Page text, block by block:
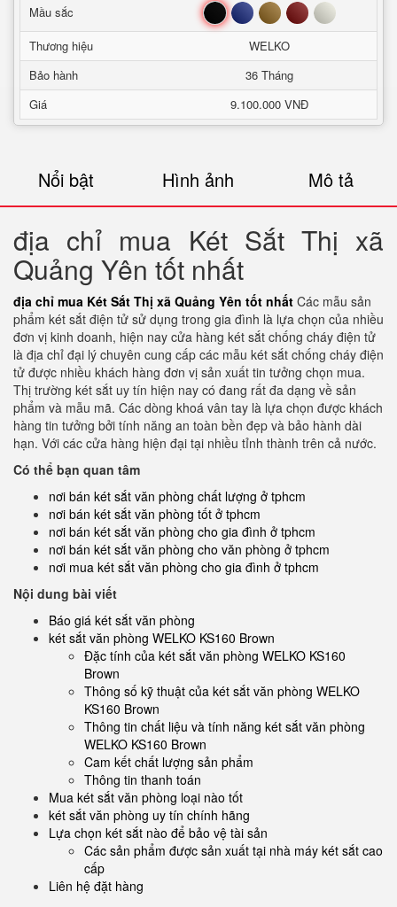
Mầu sắc Đen Xanh Nâu Đỏ Trắng
Thương hiệu
WELKO
Bảo hành
36 Tháng
Giá
9.100.000 VNĐ
Nổi bật Hình ảnh Mô tả
địa chỉ mua Két Sắt Thị xã
Quảng Yên tốt nhất
địa chỉ mua Két Sắt Thị xã Quảng Yên tốt nhất Các mẫu sản
phẩm két sắt điện tử sử dụng trong gia đình là lựa chọn của nhiều
đơn vị kinh doanh, hiện nay cửa hàng két sắt chống cháy điện tử
là địa chỉ đại lý chuyên cung cấp các mẫu két sắt chống cháy điện
tử được nhiều khách hàng đơn vị sản xuất tin tưởng chọn mua.
Thị trường két sắt uy tín hiện nay có đang rất đa dạng về sản
phẩm và mẫu mã. Các dòng khoá vân tay là lựa chọn được khách
hàng tin tưởng bởi tính năng an toàn bền đẹp và bảo hành dài
hạn. Với các cửa hàng hiện đại tại nhiều tỉnh thành trên cả nước.
Có thể bạn quan tâm
nơi bán két sắt văn phòng chất lượng ở tphcm
nơi bán két sắt văn phòng tốt ở tphcm
nơi bán két sắt văn phòng cho gia đình ở tphcm
nơi bán két sắt văn phòng cho văn phòng ở tphcm
nơi mua két sắt văn phòng cho gia đình ở tphcm
Nội dung bài viết
Báo giá két sắt văn phòng
két sắt văn phòng WELKO KS160 Brown
Đặc tính của két sắt văn phòng WELKO KS160
Brown
Thông số kỹ thuật của két sắt văn phòng WELKO
KS160 Brown
Thông tin chất liệu và tính năng két sắt văn phòng
WELKO KS160 Brown
Cam kết chất lượng sản phẩm
Thông tin thanh toán
Mua két sắt văn phòng loại nào tốt
két sắt văn phòng uy tín chính hãng
Lựa chọn két sắt nào để bảo vệ tài sản
Các sản phẩm được sản xuất tại nhà máy két sắt cao
cấp
Liên hệ đặt hàng